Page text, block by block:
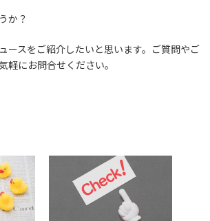
か？
ースをご紹介したいと思います。ご質問やご
軽にお問合せください。